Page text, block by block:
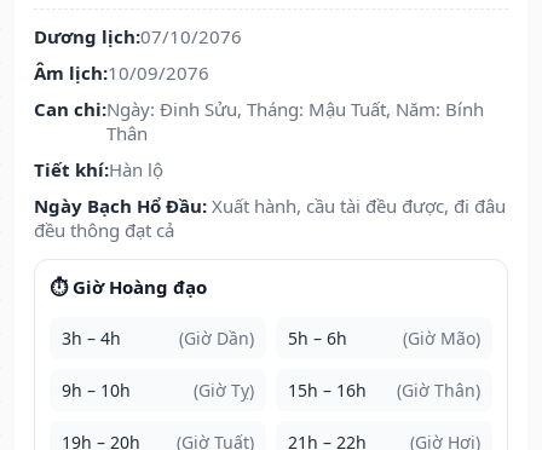
Dương lịch:07/10/2076
Âm lịch:10/09/2076
Can chi:Ngày: Đinh Sửu, Tháng: Mậu Tuất, Năm: Bính
Thân
Tiết khí:Hàn lộ
Ngày Bạch Hổ Đầu: Xuất hành, cầu tài đều được, đi đâu
đều thông đạt cả
⏱️ Giờ Hoàng đạo
3h – 4h (Giờ Dần) 5h – 6h (Giờ Mão)
9h – 10h (Giờ Tỵ) 15h – 16h (Giờ Thân)
19h – 20h (Giờ Tuất) 21h – 22h (Giờ Hợi)